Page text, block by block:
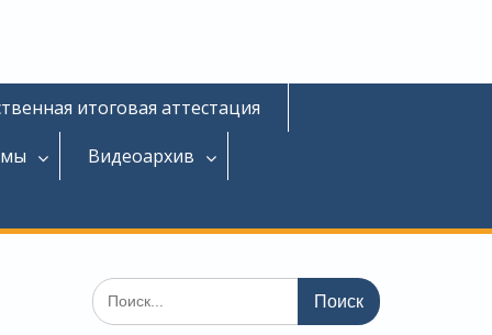
итоговая аттестация
Видеоархив
Поиск
по: